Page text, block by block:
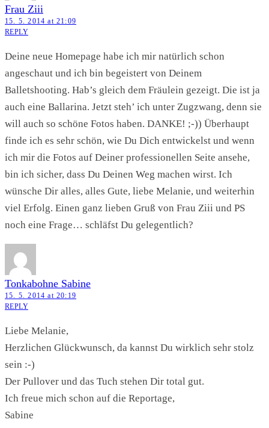
Frau Ziii
15. 5. 2014 at 21:09
REPLY
Deine neue Homepage habe ich mir natürlich schon
angeschaut und ich bin begeistert von Deinem
Balletshooting. Hab’s gleich dem Fräulein gezeigt. Die ist ja
auch eine Ballarina. Jetzt steh’ ich unter Zugzwang, denn sie
will auch so schöne Fotos haben. DANKE! ;-)) Überhaupt
finde ich es sehr schön, wie Du Dich entwickelst und wenn
ich mir die Fotos auf Deiner professionellen Seite ansehe,
bin ich sicher, dass Du Deinen Weg machen wirst. Ich
wünsche Dir alles, alles Gute, liebe Melanie, und weiterhin
viel Erfolg. Einen ganz lieben Gruß von Frau Ziii und PS
noch eine Frage… schläfst Du gelegentlich?
Tonkabohne Sabine
15. 5. 2014 at 20:19
REPLY
Liebe Melanie,
Herzlichen Glückwunsch, da kannst Du wirklich sehr stolz
sein :-)
Der Pullover und das Tuch stehen Dir total gut.
Ich freue mich schon auf die Reportage,
Sabine